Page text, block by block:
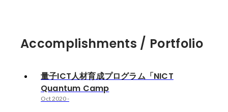
Accomplishments / Portfolio
量子ICT人材育成プログラム「NICT
Quantum Camp
Oct 2020-